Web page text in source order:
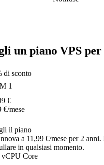
un piano VPS
di sconto
1
€
€/mese
il piano
a 11,99 €/mese per 2 anni.
in qualsiasi momento.
vCPU Core